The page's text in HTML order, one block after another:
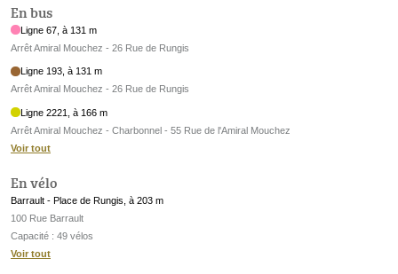
En bus
Ligne 67, à 131 m
Arrêt Amiral Mouchez - 26 Rue de Rungis
Ligne 193, à 131 m
Arrêt Amiral Mouchez - 26 Rue de Rungis
Ligne 2221, à 166 m
Arrêt Amiral Mouchez - Charbonnel - 55 Rue de l'Amiral Mouchez
Voir tout
En vélo
Barrault - Place de Rungis, à 203 m
100 Rue Barrault
Capacité : 49 vélos
Voir tout